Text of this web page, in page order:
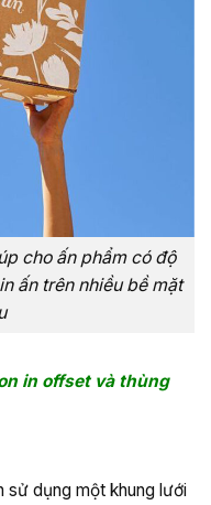
cho ấn phẩm có độ
ấn trên nhiều bề mặt
in offset và thùng
sử dụng một khung lưới